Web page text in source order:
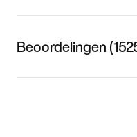
Beoordelingen